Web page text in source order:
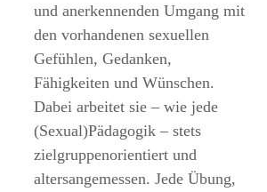
und anerkennenden Umgang mit
den vorhandenen sexuellen
Gefühlen, Gedanken,
Fähigkeiten und Wünschen.
Dabei arbeitet sie – wie jede
(Sexual)Pädagogik – stets
zielgruppenorientiert und
altersangemessen. Jede Übung,